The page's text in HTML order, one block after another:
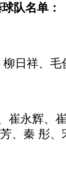
队名单：
日祥、毛
永辉、
、秦 彤